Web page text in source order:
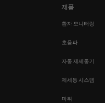
제품
환자 모니터링
초음파
자동 제세동기
제세동 시스템
마취